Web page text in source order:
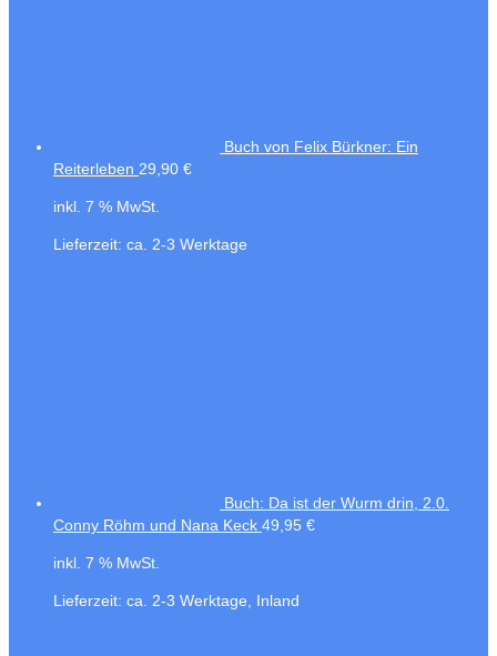
Buch von Felix Bürkner: Ein
Reiterleben 29,90 €
inkl. 7 % MwSt.
Lieferzeit: ca. 2-3 Werktage
Buch: Da ist der Wurm drin, 2.0.
Conny Röhm und Nana Keck 49,95 €
inkl. 7 % MwSt.
Lieferzeit: ca. 2-3 Werktage, Inland